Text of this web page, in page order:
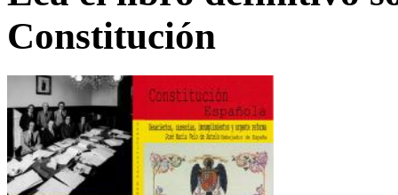
Constitución